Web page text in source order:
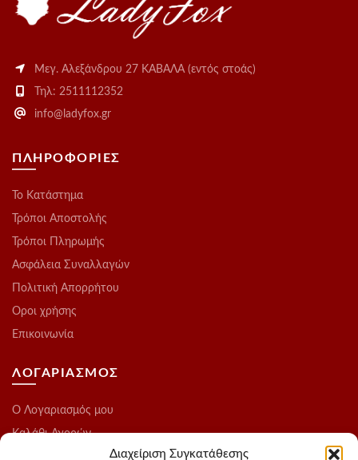
Διαχείριση Συγκατάθεσης
Μεγ. Αλεξάνδρου 27 ΚΑΒΑΛΑ (εντός στοάς)
Τηλ: 2511112352
info@ladyfox.gr
ΠΛΗΡΟΦΟΡΙΕΣ
Το Kατάστημα
Τρόποι Αποστολής
Τρόποι Πληρωμής
Ασφάλεια Συναλλαγών
Πολιτική Απορρήτου
Οροι χρήσης
Επικοινωνία
ΛΟΓΑΡΙΑΣΜΟΣ
O Λογαριασμός μου
Καλάθι Αγορών
Ολοκλήρωση Παραγγελίας